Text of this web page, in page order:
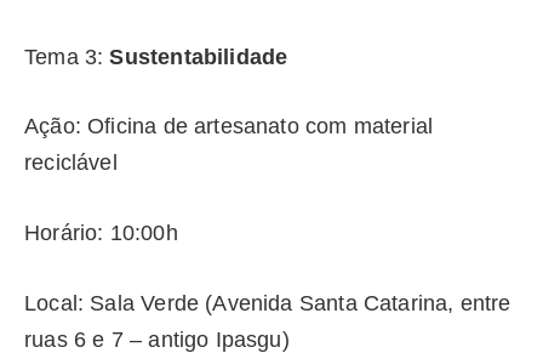
Tema 3:Sustentabilidade
Ação: Oficina de artesanato com material
reciclável
Horário: 10:00h
Local: Sala Verde (Avenida Santa Catarina, entre
ruas 6 e 7 – antigo Ipasgu)